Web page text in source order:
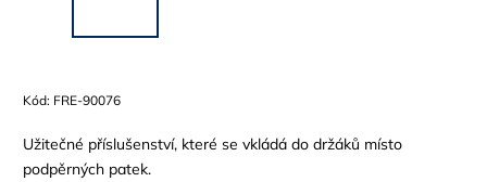
Kód: FRE-90076
Užitečné příslušenství, které se vkládá do držáků místo
podpěrných patek.